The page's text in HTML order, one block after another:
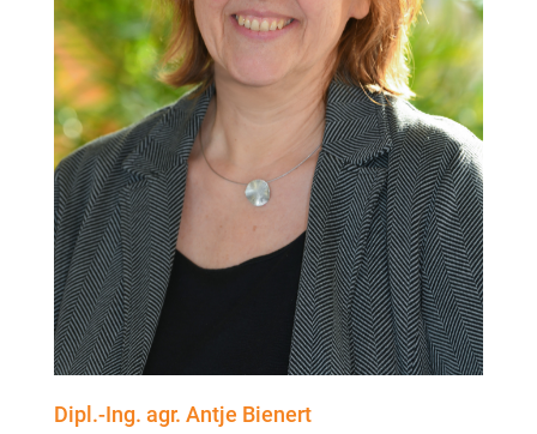
Dipl.-Ing. agr. Antje Bienert